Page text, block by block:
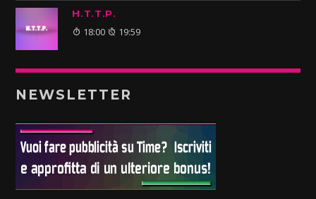
H.T.T.P.
18:00 19:59
NEWSLETTER